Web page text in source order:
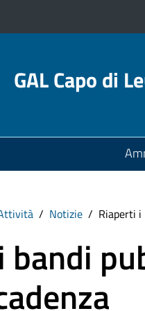
GAL Capo di
Notizie Riaperti i
bandi